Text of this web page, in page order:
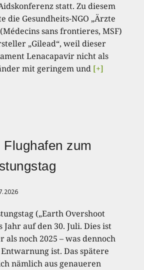
statt. Zu diesem
die Gesundheits-NGO „Ärzte
sans frontieres, MSF)
„Gilead“, weil dieser
Lenacapavir nicht als
mit geringem und [+]
zum
(„Earth Overshoot
Jahr auf den 30. Juli. Dies ist
als noch 2025 – was dennoch
ist. Das spätere
nämlich aus genaueren